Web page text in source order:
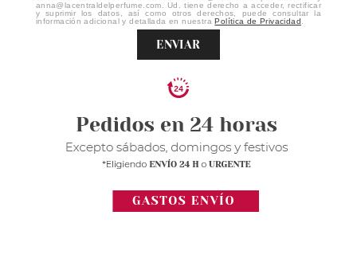
anna@lacentraldelperfume.com. Ud. tiene derecho a acceder, rectificar
y suprimir los datos, así como otros derechos, puede consultar la
información adicional y detallada en nuestraPolítica de Privacidad
ENVIAR